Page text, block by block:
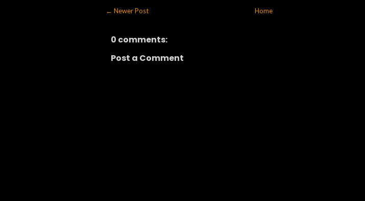
← Newer Post Home
0 comments:
Post a Comment